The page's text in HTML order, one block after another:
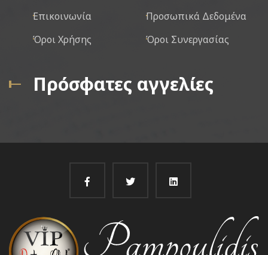
Επικοινωνία
Προσωπικά Δεδομένα
Όροι Χρήσης
Όροι Συνεργασίας
Πρόσφατες αγγελίες